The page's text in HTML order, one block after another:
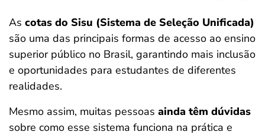
As cotas do Sisu (Sistema de Seleção Unificada)
são uma das principais formas de acesso ao ensino
superior público no Brasil, garantindo mais inclusão
e oportunidades para estudantes de diferentes
realidades.
Mesmo assim, muitas pessoas ainda têm dúvidas
sobre como esse sistema funciona na prática e